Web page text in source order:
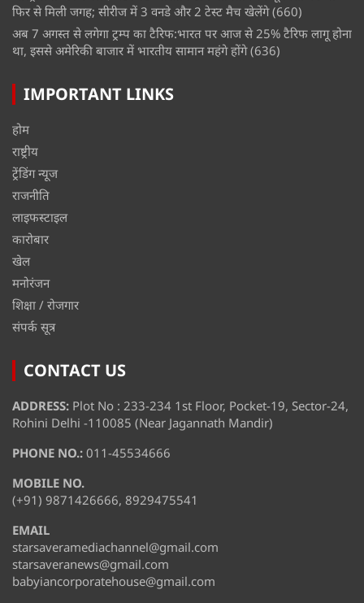
फिर से मिली जगह; सीरीज में 3 वनडे और 2 टेस्ट मैच खेलेंगे (660)
अब 7 अगस्त से लगेगा ट्रम्प का टैरिफ:भारत पर आज से 25% टैरिफ लागू होना
था, इससे अमेरिकी बाजार में भारतीय सामान महंगे होंगे (636)
IMPORTANT LINKS
होम
राष्ट्रीय
ट्रेंडिंग न्यूज
राजनीति
लाइफस्टाइल
कारोबार
खेल
मनोरंजन
शिक्षा / रोजगार
संपर्क सूत्र
CONTACT US
ADDRESS: Plot No : 233-234 1st Floor, Pocket-19, Sector-24,
Rohini Delhi -110085 (Near Jagannath Mandir)
PHONE NO.: 011-45534666
MOBILE NO.
(+91) 9871426666, 8929475541
EMAIL
starsaveramediachannel@gmail.com
starsaveranews@gmail.com
babyiancorporatehouse@gmail.com